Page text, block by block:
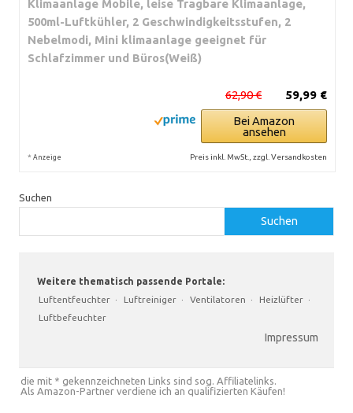
Klimaanlage Mobile, leise Tragbare Klimaanlage,
500ml-Luftkühler, 2 Geschwindigkeitsstufen, 2
Nebelmodi, Mini klimaanlage geeignet für
Schlafzimmer und Büros(Weiß)
59,99 €
62,90 €
Bei Amazon
ansehen
* Anzeige Preis inkl. MwSt., zzgl. Versandkosten
Suchen
Suchen
Weitere thematisch passende Portale:
Luftentfeuchter · Luftreiniger · Ventilatoren · Heizlüfter ·
Luftbefeuchter
Impressum
die mit * gekennzeichneten Links sind sog. Affiliatelinks.
Als Amazon-Partner verdiene ich an qualifizierten Käufen!